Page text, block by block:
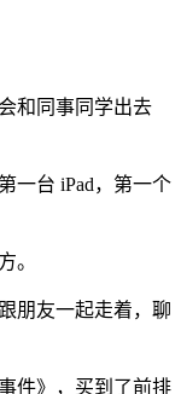
和同事同学出去
一台 iPad，第一个
。
朋友一起走着，聊
件》，买到了前排